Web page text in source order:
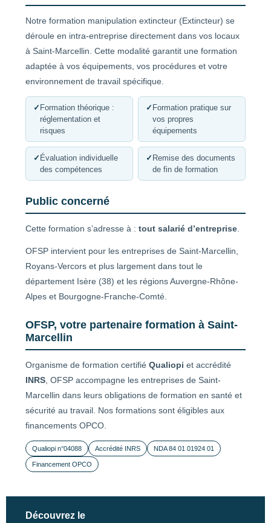
Notre formation manipulation extincteur (Extincteur) se
déroule en intra-entreprise directement dans vos locaux
à Saint-Marcellin. Cette modalité garantit une formation
adaptée à vos équipements, vos procédures et votre
environnement de travail spécifique.
✓ Formation théorique :
réglementation et
risques
✓ Formation pratique sur
vos propres
équipements
✓ Évaluation individuelle
des compétences
✓ Remise des documents
de fin de formation
Public concerné
Cette formation s’adresse à : tout salarié d’entreprise
OFSP intervient pour les entreprises de Saint-Marcellin,
Royans-Vercors et plus largement dans tout le
département Isère (38) et les régions Auvergne-Rhône-
Alpes et Bourgogne-Franche-Comté.
OFSP, votre partenaire formation à Saint-
Marcellin
Organisme de formation certifié Qualiopi et accrédité
INRS , OFSP accompagne les entreprises de Saint-
Marcellin dans leurs obligations de formation en santé et
sécurité au travail. Nos formations sont éligibles aux
financements OPCO.
Qualiopi n°04088 Accrédité INRS NDA 84 01 01924 01
Financement OPCO
Découvrez le